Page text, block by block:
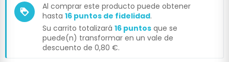
loyalty
Al comprar este producto puede obtener
hasta 16 puntos de fidelidad.
Su carrito totalizará 16 puntos que se
puede(n) transformar en un vale de
descuento de 0,80 €.